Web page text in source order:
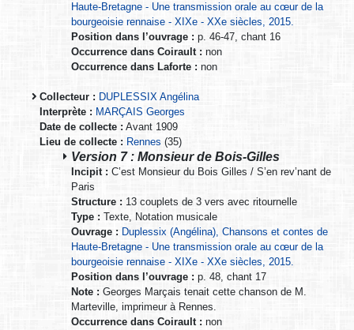
Haute-Bretagne - Une transmission orale au cœur de la
bourgeoisie rennaise - XIXe - XXe siècles, 2015.
Position dans l’ouvrage : p. 46-47, chant 16
Occurrence dans Coirault : non
Occurrence dans Laforte : non
Collecteur : DUPLESSIX Angélina
Interprète : MARÇAIS Georges
Date de collecte : Avant 1909
Lieu de collecte : Rennes (35)
Version 7 : Monsieur de Bois-Gilles
Incipit : C’est Monsieur du Bois Gilles / S’en rev’nant de
Paris
Structure : 13 couplets de 3 vers avec ritournelle
Type : Texte, Notation musicale
Ouvrage : Duplessix (Angélina), Chansons et contes de
Haute-Bretagne - Une transmission orale au cœur de la
bourgeoisie rennaise - XIXe - XXe siècles, 2015.
Position dans l’ouvrage : p. 48, chant 17
Note : Georges Marçais tenait cette chanson de M.
Marteville, imprimeur à Rennes.
Occurrence dans Coirault : non